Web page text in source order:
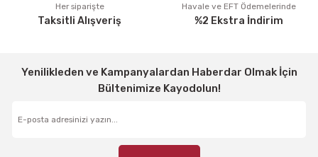
Her siparişte
Taksitli Alışveriş
Havale ve EFT Ödemelerinde
%2 Ekstra İndirim
Yenilikleden ve Kampanyalardan Haberdar Olmak İçin
Bültenimize Kayodolun!